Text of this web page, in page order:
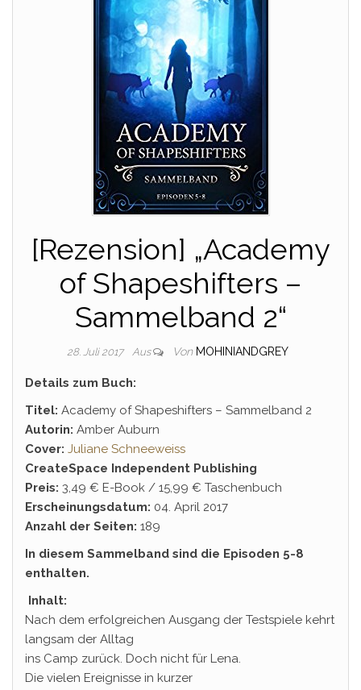
[Rezension] „Academy
of Shapeshifters –
Sammelband 2“
28. Juli 2017 Aus Von MOHINIANDGREY
Details zum Buch:
Titel: Academy of Shapeshifters – Sammelband 2
Autorin: Amber Auburn
Cover: Juliane Schneeweiss
CreateSpace Independent Publishing
Preis: 3,49 € E-Book / 15,99 € Taschenbuch
Erscheinungsdatum: 04. April 2017
Anzahl der Seiten: 189
In diesem Sammelband sind die Episoden 5-8
enthalten.
Inhalt:
Nach dem erfolgreichen Ausgang der Testspiele kehrt
langsam der Alltag
ins Camp zurück. Doch nicht für Lena.
Die vielen Ereignisse in kurzer